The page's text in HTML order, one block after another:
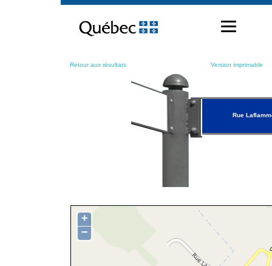
contenu
Retour aux résultats Version imprimable
Rue
+
−